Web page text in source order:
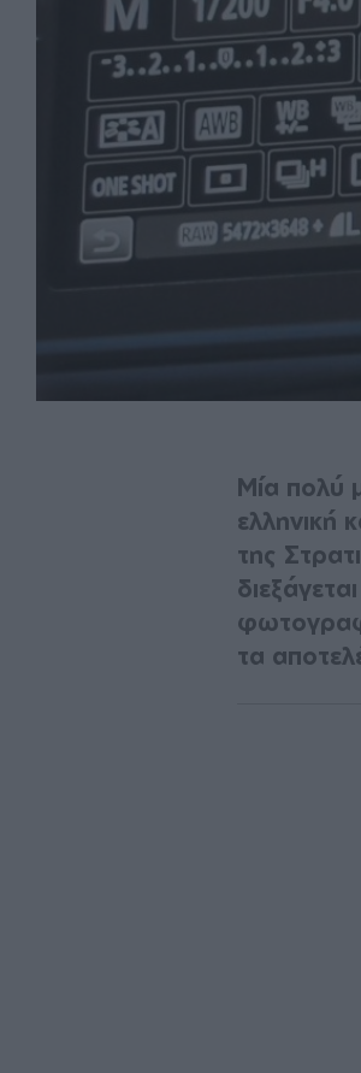
Μία πολύ
ελληνική
της
τα